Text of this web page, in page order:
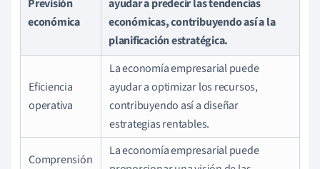
Previsión
económica
ayudar a predecir las tendencias
económicas, contribuyendo así a la
planificación estratégica.
Eficiencia
operativa
La economía empresarial puede
ayudar a optimizar los recursos,
contribuyendo así a diseñar
estrategias rentables.
Comprensión
La economía empresarial puede